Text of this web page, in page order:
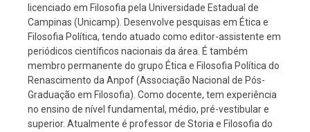
licenciado em Filosofia pela Universidade Estadual de
Campinas (Unicamp). Desenvolve pesquisas em Ética e
Filosofia Política, tendo atuado como editor-assistente em
periódicos científicos nacionais da área. É também
membro permanente do grupo Ética e Filosofia Política do
Renascimento da Anpof (Associação Nacional de Pós-
Graduação em Filosofia). Como docente, tem experiência
no ensino de nível fundamental, médio, pré-vestibular e
superior. Atualmente é professor de Storia e Filosofia do